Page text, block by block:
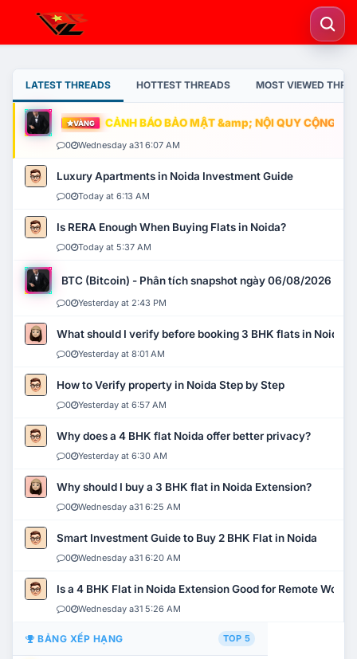
LATEST THREADS HOTTEST THREADS MOST VIEWED
VÀNG CẢNH BÁO BẢO MẬT &amp; NỘI QUY CỘNG
0 Wednesday a31 6:07 AM
Luxury Apartments in Noida Investment Guide
0 Today at 6:13 AM
Is RERA Enough When Buying Flats in Noida?
0 Today at 5:37 AM
BTC (Bitcoin) - Phân tích snapshot ngày 06/08/2026
0 Yesterday at 2:43 PM
What should I verify before booking 3 BHK flats in Noida?
0 Yesterday at 8:01 AM
How to Verify property in Noida Step by Step
0 Yesterday at 6:57 AM
Why does a 4 BHK flat Noida offer better privacy?
0 Yesterday at 6:30 AM
Why should I buy a 3 BHK flat in Noida Extension?
0 Wednesday a31 6:25 AM
Smart Investment Guide to Buy 2 BHK Flat in Noida
0 Wednesday a31 6:20 AM
Is a 4 BHK Flat in Noida Extension Good for Remote Work?
0 Wednesday a31 5:26 AM
BẢNG XẾP HẠNG TOP 5